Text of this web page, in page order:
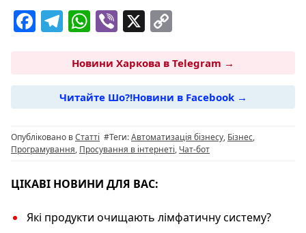
F
e
b
o
o
k
T
e
g
ra
m
W
at
s
A
p
p
Vi
er
X
p
y
Li
n
k
Новини Харкова в Telegram →
Читайте Шо?!Новини в Facebook →
Опубліковано вСтатті #Теги:Автоматизація бізнесу, Бізнес,
Програмування, Просування в інтернеті, Чат-бот
ЦІКАВІ НОВИНИ ДЛЯ ВАС:
Які продукти очищають лімфатичну систему?